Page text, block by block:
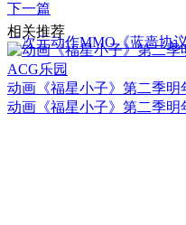
下一篇
二次元动作MMO《蓝啬协
相关推荐
动画《福星小子》第二季
动画《福星小子》第二季